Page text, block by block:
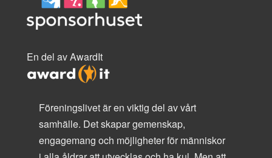
En del av AwardIt
Föreningslivet är en viktig del av vårt
samhälle. Det skapar gemenskap,
engagemang och möjligheter för människor